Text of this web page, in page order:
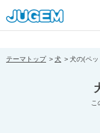
[pear_error:
prefix="" info=""]
テーマトップ 犬 犬の(ペ
こ